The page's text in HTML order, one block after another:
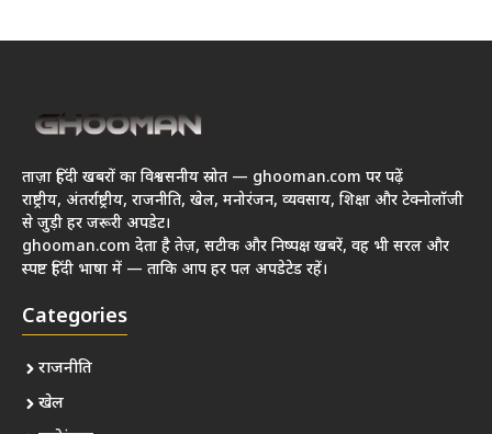
ताज़ा हिंदी खबरों का विश्वसनीय स्रोत — ghooman.com पर पढ़ें
राष्ट्रीय, अंतर्राष्ट्रीय, राजनीति, खेल, मनोरंजन, व्यवसाय, शिक्षा और टेक्नोलॉजी
से जुड़ी हर जरूरी अपडेट।
ghooman.com देता है तेज़, सटीक और निष्पक्ष खबरें, वह भी सरल और
स्पष्ट हिंदी भाषा में — ताकि आप हर पल अपडेटेड रहें।
Categories
राजनीति
खेल